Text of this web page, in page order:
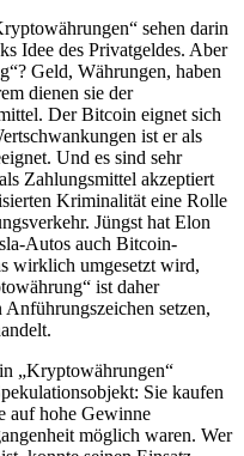
sehen darin
Idee des Privatgeldes. Aber
Geld, Währungen, haben
dienen sie der
Der Bitcoin eignet sich
ist er als
Und es sind sehr
Zahlungsmittel akzeptiert
Kriminalität eine Rolle
Jüngst hat Elon
Autos auch Bitcoin-
wirklich umgesetzt wird,
ist daher
setzen,
„Kryptowährungen“
Sie kaufen
auf hohe Gewinne
möglich waren. Wer